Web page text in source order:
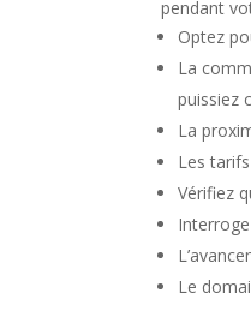
pendant
Optez
La
puissiez
La
Les
Vérifiez
Le